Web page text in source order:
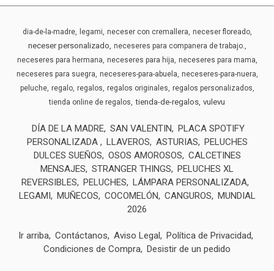
dia-de-la-madre legami neceser con cremallera neceser floreado
neceser personalizado neceseres para companera de trabajo.
neceseres para hermana neceseres para hija neceseres para mama
neceseres para suegra neceseres-para-abuela neceseres-para-nuera
peluche regalo regalos regalos originales regalos personalizados
tienda online de regalos tienda-de-regalos vulevu
DÍA DE LA MADRE SAN VALENTIN
PLACA SPOTIFY
PERSONALIZADA
LLAVEROS ASTURIAS
PELUCHES
DULCES SUEÑOS
OSOS AMOROSOS
CALCETINES
MENSAJES
STRANGER THINGS
PELUCHES XL
REVERSIBLES
PELUCHES
LÁMPARA PERSONALIZADA
LEGAMI
MUÑECOS COCOMELÓN CANGUROS
MUNDIAL
2026
Ir arriba Contáctanos Aviso Legal
Política de Privacidad
Condiciones de Compra Desistir de un pedido